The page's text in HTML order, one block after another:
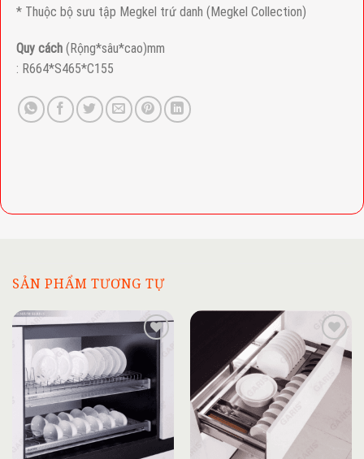
* Thuộc bộ sưu tập Megkel trứ danh (Megkel Collection)
Quy cách (Rộng*sâu*cao)mm
: R664*S465*C155
SẢN PHẨM TƯƠNG TỰ
Add to
wishlist